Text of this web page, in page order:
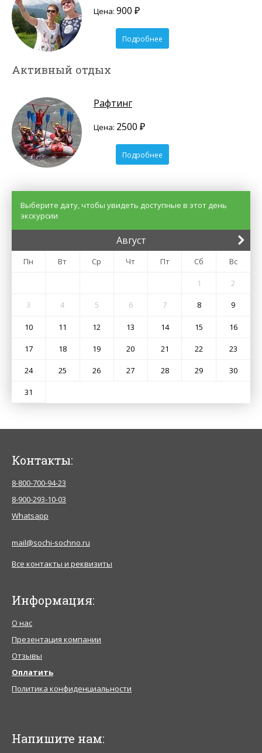
Цена: 900 ₽
Подробнее
Активный отдых
Рафтинг
Цена: 2500 ₽
Подробнее
Выберите дату, чтобы увидеть доступные в этот день
экскурсии
Август
Пн Вт Ср Чт Пт Сб Вс
1 2
3 4 5 6 7 8 9
10 11 12 13 14 15 16
17 18 19 20 21 22 23
24 25 26 27 28 29 30
31
Контакты:
8-800-700-94-23
8-900-293-10-03
Whatsapp
mail@sochi-sochno.ru
Все контакты и реквизиты
Информация:
О нас
Презентация компании
Отзывы
Оплатить
Политика конфиденциальности
Напишите нам: